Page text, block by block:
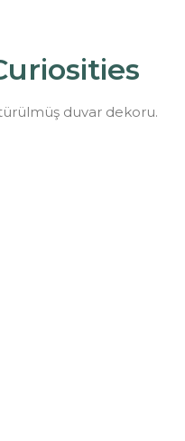
duvar dekoru.